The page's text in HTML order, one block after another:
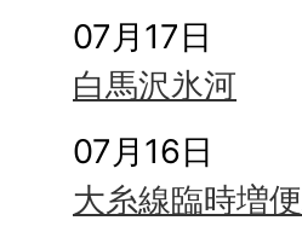
07月17日
白馬沢氷河
07月16日
大糸線臨時増